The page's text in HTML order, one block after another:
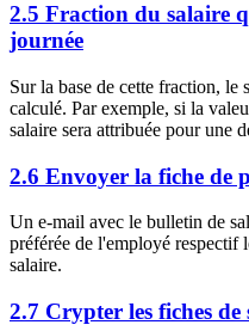
2.5 Fraction du salaire
journée
Sur la base de cette fraction, le
calculé. Par exemple, si la
salaire sera attribuée pour une
2.6 Envoyer la fiche de
Un e-mail avec le bulletin de
préférée de l'employé respectif
salaire.
2.7 Crypter les fiches de